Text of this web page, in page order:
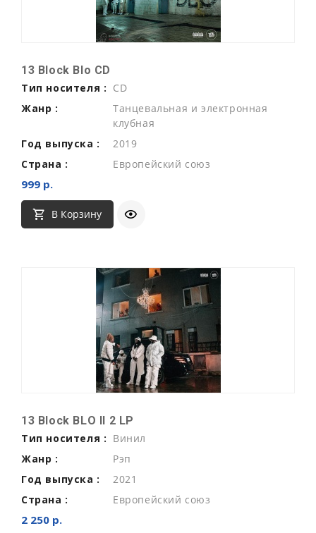
13 Block Blo CD
Тип носителя : CD
Жанр :
Танцевальная и электронная
клубная
Год выпуска :
2019
Страна :
Европейский союз
999 р.
В Корзину
13 Block BLO II 2 LP
Тип носителя : Винил
Жанр :
Рэп
Год выпуска :
2021
Страна :
Европейский союз
2 250 р.